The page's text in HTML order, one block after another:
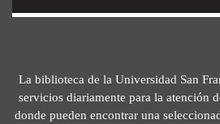
La biblioteca de la Universidad San
servicios diariamente para la atención
donde pueden encontrar una